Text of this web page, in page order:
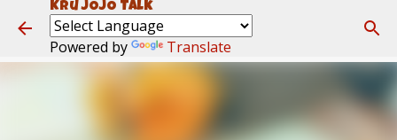
ข้ามไปที่เนื้อหาหลัก
Kru JOJO Talk
Powered by Translate